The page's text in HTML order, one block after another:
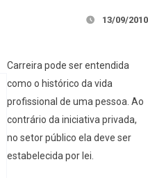
13/09/2010
Carreira pode ser entendida
como o histórico da vida
profissional de uma pessoa. Ao
contrário da iniciativa privada,
no setor público ela deve ser
estabelecida por lei.